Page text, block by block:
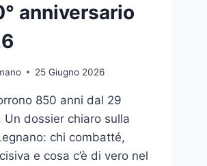
anniversario
25 Giugno 2026
850 anni dal 29
Un dossier chiaro sulla
chi combatté,
e cosa c’è di vero nel